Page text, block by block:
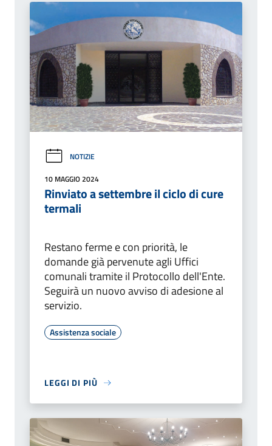
NOTIZIE
10 MAGGIO 2024
Rinviato a settembre il ciclo di cure
termali
Restano ferme e con priorità, le
domande già pervenute agli Uffici
comunali tramite il Protocollo dell'Ente.
Seguirà un nuovo avviso di adesione al
servizio.
Assistenza sociale
LEGGI DI PIÙ